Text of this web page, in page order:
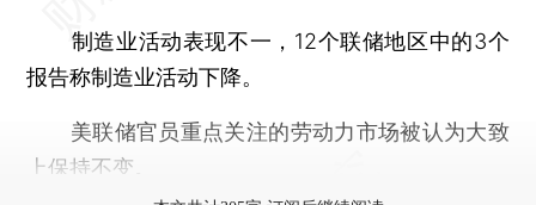
制造业活动表现不一，12个联储地区中的3个
报告称制造业活动下降。
美联储官员重点关注的劳动力市场被认为大致
上保持不变。